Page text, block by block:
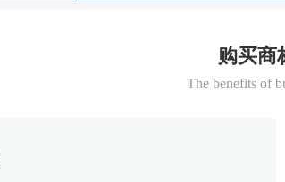
购买商
The benefits of